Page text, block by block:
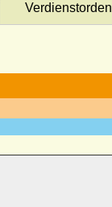
Verdienstorden